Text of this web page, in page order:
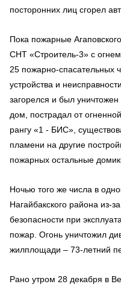
посторонних лиц сгорел
Пока пожарные
СНТ «Строитель-3» с
25 пожарно-спасательных
устройства и
загорелся и был
дом, пострадал от
рангу «1 - БИС»,
пламени на другие
пожарных остальные
Ночью того же числа в
Нагайбакского района из-
безопасности при
пожар. Огонь уничтожил
жилплощади – 73-летний
Рано утром 28 декабря в